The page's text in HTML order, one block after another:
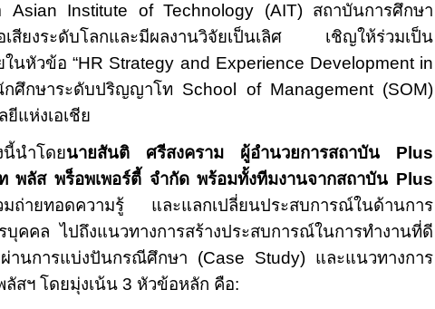
Asian Institute of Technology (AIT) สถาบันการศึกษา
เสียงระดับโลกและมีผลงานวิจัยเป็นเลิศ เชิญให้ร่วมเป็น
ในหัวข้อ“HR Strategy and Experience Development in
กศึกษาระดับปริญญาโท School of Management (SOM)
แห่งเอเชีย
นี้นำโดยนายสันติ ศรีสงคราม ผู้อำนวยการสถาบัน Plus
พลัส พร็อพเพอร์ตี้ จำกัด พร้อมทั้งทีมงานจากสถาบัน Plus
มถ่ายทอดความรู้ และแลกเปลี่ยนประสบการณ์ในด้านการ
บุคคล ไปถึงแนวทางการสร้างประสบการณ์ในการทำงานที่ดี
านการแบ่งปันกรณีศึกษา (Case Study) และแนวทางการ
ลัสฯ โดยมุ่งเน้น 3 หัวข้อหลัก คือ: